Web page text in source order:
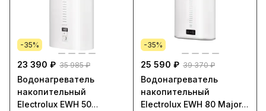
-35%
23 390 ₽ 35 985 ₽
Водонагреватель
накопительный
Electrolux EWH 50
-35%
25 590 ₽ 39 370 ₽
Водонагреватель
накопительный
Electrolux EWH 80 Major